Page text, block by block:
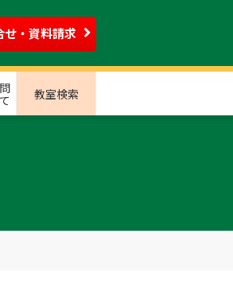
せ・資料請求
教室検索